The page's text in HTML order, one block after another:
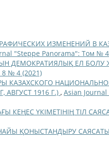
ИЗМЕНЕНИЙ В
"Steppe Panorama": Том №
ДЕМОКРАТИЯЛЫҚ ЕЛ
8 № 4 (2021)
КАЗАХСКОГО
1916 Г.) , Asian
КЕҢЕС ҮКІМЕТІНІҢ ТІЛ
ҚОНЫСТАНДЫРУ